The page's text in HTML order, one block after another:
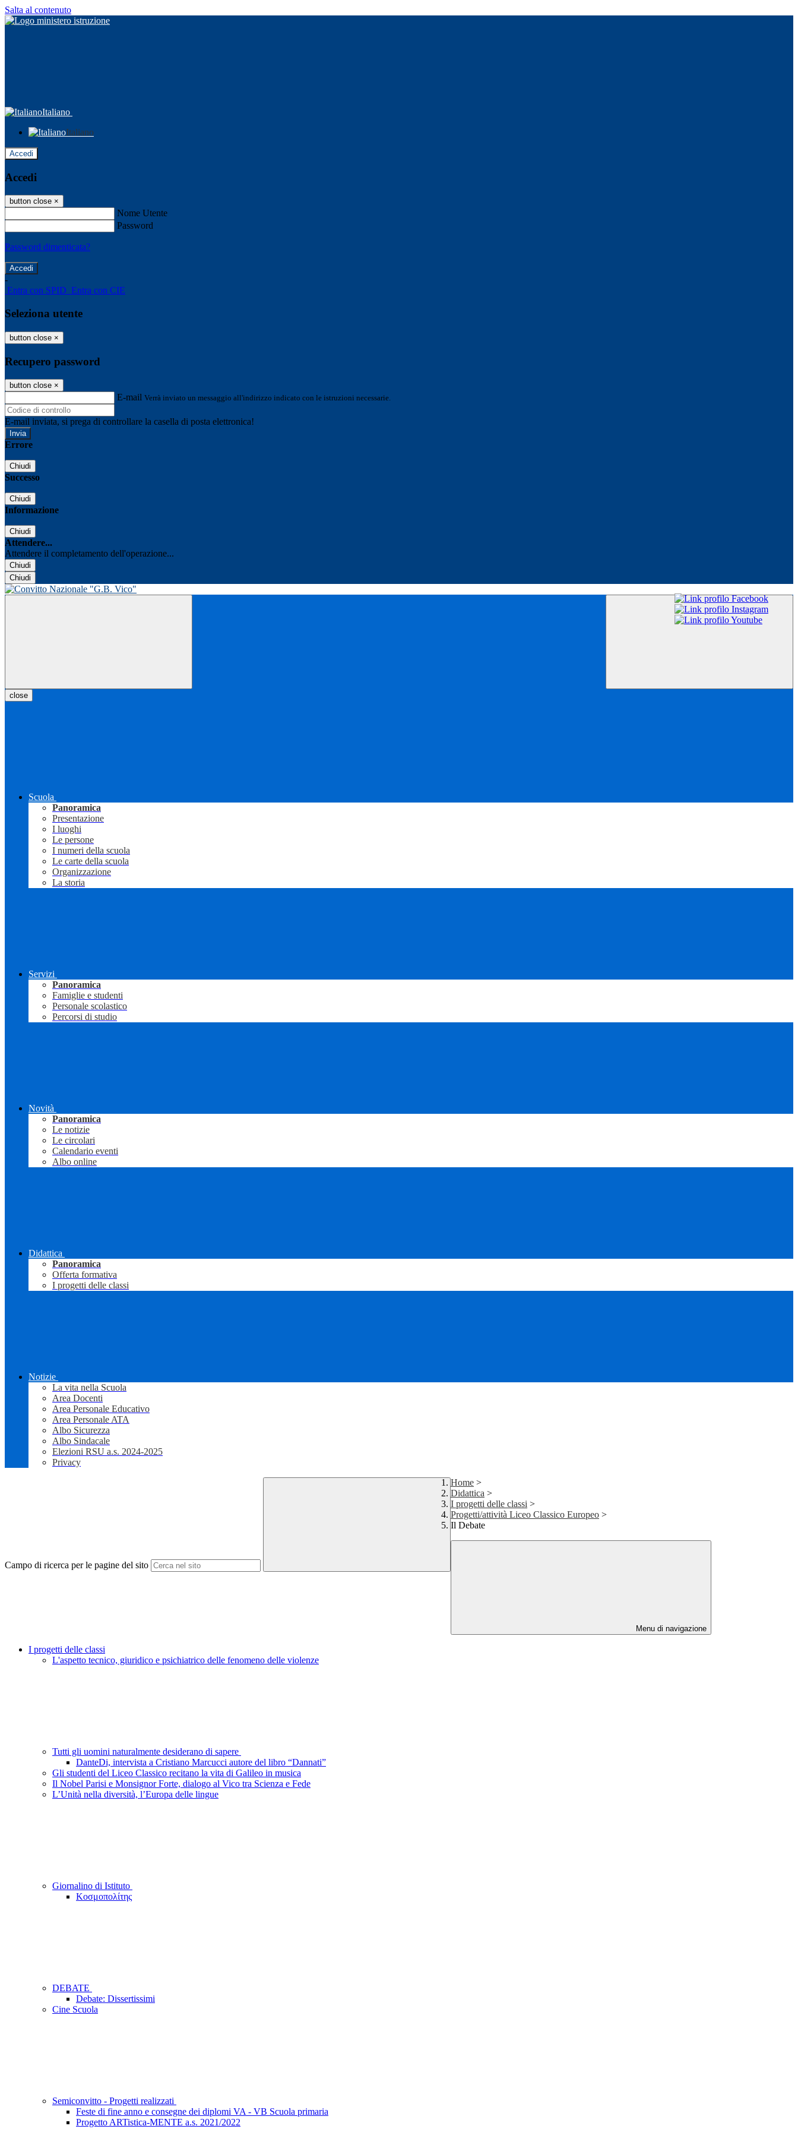
Salta al contenuto
Italiano
Italiano
Accedi
Accedi
button close ×
Nome Utente
Password
Password dimenticata?
-
Entra con SPID Entra con CIE
Seleziona utente
button close ×
Recupero password
button close ×
E-mail Verrà inviato un messaggio all'indirizzo indicato con le istruzioni necessarie.
E-mail inviata, si prega di controllare la casella di posta elettronica!
Errore
Chiudi
Successo
Chiudi
Informazione
Chiudi
Attendere...
Attendere il completamento dell'operazione...
Chiudi
Chiudi
close
Scuola
Panoramica
Presentazione
I luoghi
Le persone
I numeri della scuola
Le carte della scuola
Organizzazione
La storia
Servizi
Panoramica
Famiglie e studenti
Personale scolastico
Percorsi di studio
Novità
Panoramica
Le notizie
Le circolari
Calendario eventi
Albo online
Didattica
Panoramica
Offerta formativa
I progetti delle classi
Notizie
La vita nella Scuola
Area Docenti
Area Personale Educativo
Area Personale ATA
Albo Sicurezza
Albo Sindacale
Elezioni RSU a.s. 2024-2025
Privacy
Campo di ricerca per le pagine del sito
Home >
Didattica >
I progetti delle classi >
Progetti/attività Liceo Classico Europeo >
Il Debate
Menu di navigazione
I progetti delle classi
L'aspetto tecnico, giuridico e psichiatrico delle fenomeno delle violenze
Tutti gli uomini naturalmente desiderano di sapere
DanteDi, intervista a Cristiano Marcucci autore del libro “Dannati”
Gli studenti del Liceo Classico recitano la vita di Galileo in musica
Il Nobel Parisi e Monsignor Forte, dialogo al Vico tra Scienza e Fede
L’Unità nella diversità, l’Europa delle lingue
Giornalino di Istituto
Κοσμοπολίτης
DEBATE
Debate: Dissertissimi
Cine Scuola
Semiconvitto - Progetti realizzati
Feste di fine anno e consegne dei diplomi VA - VB Scuola primaria
Progetto ARTistica-MENTE a.s. 2021/2022